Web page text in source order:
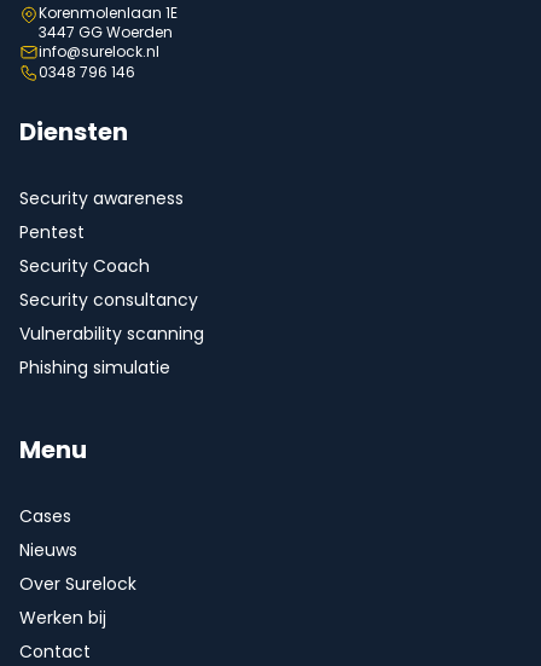
Korenmolenlaan 1E
3447 GG Woerden
info@surelock.nl
0348 796 146
Diensten
Security awareness
Pentest
Security Coach
Security consultancy
Vulnerability scanning
Phishing simulatie
Menu
Cases
Nieuws
Over Surelock
Werken bij
Contact